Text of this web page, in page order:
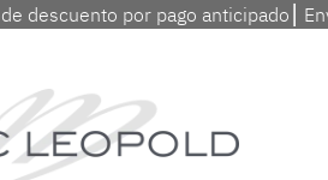
descuento por pago anticipado⎮